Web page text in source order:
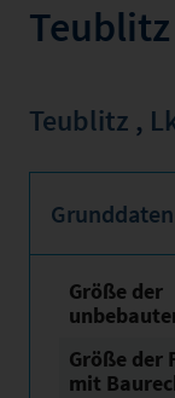
Teublitz ,
Grunddaten
Größe der
Größe der
mit